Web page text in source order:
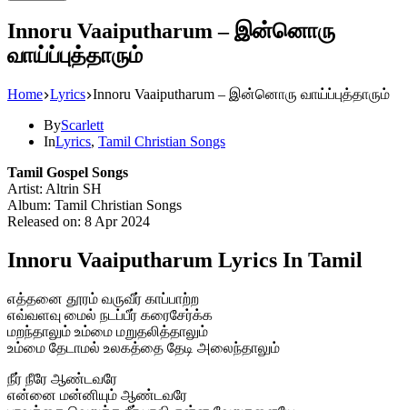
Innoru Vaaiputharum – இன்னொரு
வாய்ப்புத்தாரும்
Home Lyrics Innoru Vaaiputharum – இன்னொரு வாய்ப்புத்தாரும்
ByScarlett
InLyrics, Tamil Christian Songs
Tamil Gospel Songs
Artist: Altrin SH
Album: Tamil Christian Songs
Released on: 8 Apr 2024
Innoru Vaaiputharum Lyrics In Tamil
எத்தனை தூரம் வருவீர் காப்பாற்ற
எவ்வளவு மைல் நடப்பீர் கரைசேர்க்க
மறந்தாலும் உம்மை மறுதலித்தாலும்
உம்மை தேடாமல் உலகத்தை தேடி அலைந்தாலும்
நீர் நீரே ஆண்டவரே
என்னை மன்னியும் ஆண்டவரே